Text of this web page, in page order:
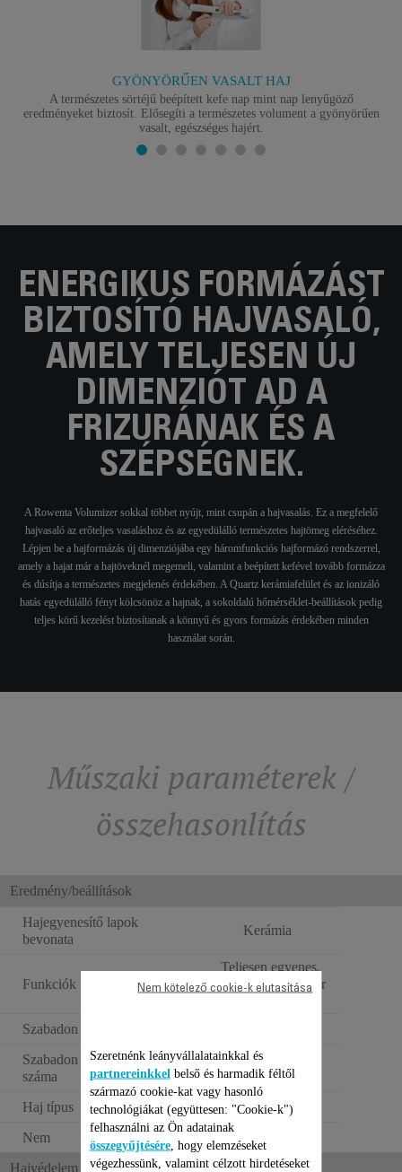
GYÖNYÖRŰEN VASALT HAJ
A természetes sörtéjű beépített kefe nap mint nap lenyűgöző
eredményeket biztosít. Elősegíti a természetes volument a gyönyörűen
vasalt, egészséges hajért.
ENERGIKUS FORMÁZÁST
BIZTOSÍTÓ HAJVASALÓ,
AMELY TELJESEN ÚJ
DIMENZIÓT AD A
FRIZURÁNAK ÉS A
SZÉPSÉGNEK.
A Rowenta Volumizer sokkal többet nyújt, mint csupán a hajvasalás. Ez a megfelelő
hajvasaló az erőteljes vasaláshoz és az egyedülálló természetes hajtömeg eléréséhez.
Lépjen be a hajformázás új dimenziójába egy háromfunkciós hajformázó rendszerrel,
amely a hajat már a hajtöveknél megemeli, valamint a beépített kefével tovább formázza
és dúsítja a természetes megjelenés érdekében. A Quartz kerámiafelület és az ionizáló
hatás egyedülálló fényt kölcsönöz a hajnak, a sokoldalú hőmérséklet-beállítások pedig
teljes körű kezelést biztosítanak a könnyű és gyors formázás érdekében minden
használat során.
Műszaki paraméterek /
összehasonlítás
Eredmény/beállítások
Hajegyenesítő lapok
bevonata
Kerámia
Funkciók
Teljesen egyenes,
hullámos és göndör
Szabadon mozgó lapok
Szabadon mozgó lapok
száma
1
Haj típus
Száraz haj
Nem
Unisex
Hajvédelem és ergonómia
Szeretnénk leányvállalatainkkal és
partnereinkkel belső és harmadik féltől
származó cookie-kat vagy hasonló
technológiákat (együttesen: "Cookie-k")
felhasználni az Ön adatainak
összegyűjtésére, hogy elemzéseket
végezhessünk, valamint célzott hirdetéseket
Nem kötelező cookie-k elutasítása